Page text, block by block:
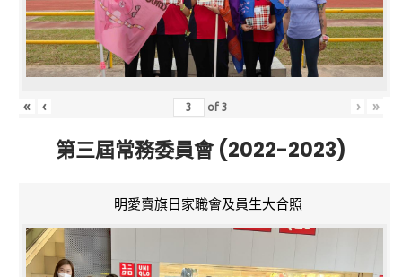
« ‹ of3 › »
第三屆常務委員會 (2022-2023)
明愛賣旗日家職會及員生大合照